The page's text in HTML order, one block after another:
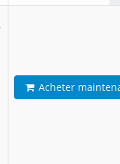
Acheter